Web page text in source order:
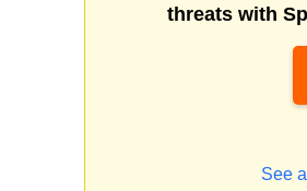
threats with
See